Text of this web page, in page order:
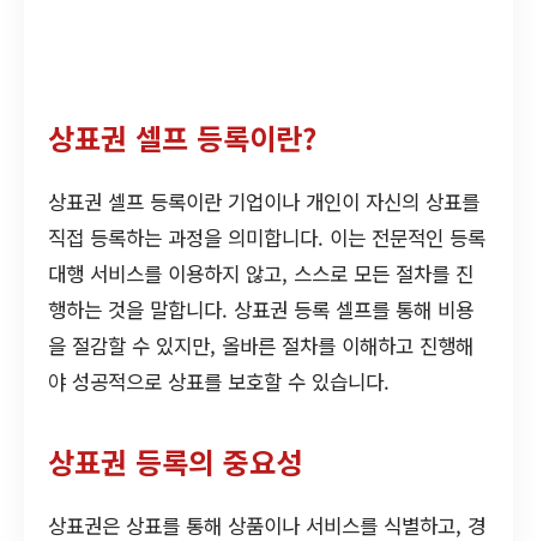
상표권 셀프 등록이란?
상표권 셀프 등록이란 기업이나 개인이 자신의 상표를
직접 등록하는 과정을 의미합니다. 이는 전문적인 등록
대행 서비스를 이용하지 않고, 스스로 모든 절차를 진
행하는 것을 말합니다. 상표권 등록 셀프를 통해 비용
을 절감할 수 있지만, 올바른 절차를 이해하고 진행해
야 성공적으로 상표를 보호할 수 있습니다.
상표권 등록의 중요성
상표권은 상표를 통해 상품이나 서비스를 식별하고, 경